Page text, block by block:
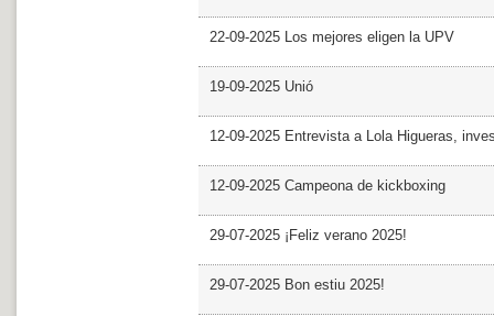
22-09-2025 Los mejores eligen la UPV
19-09-2025 Unió
12-09-2025 Entrevista a Lola Higueras,
12-09-2025 Campeona de kickboxing
29-07-2025 ¡Feliz verano 2025!
29-07-2025 Bon estiu 2025!